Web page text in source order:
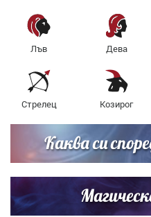
Лъв Дева
Стрелец Козирог
Каква си